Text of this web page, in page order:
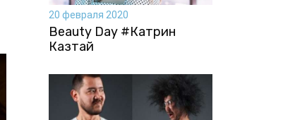
20 февраля 2020
Beauty Day #Катрин
Казтай